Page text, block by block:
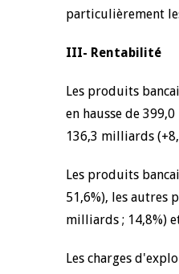
particulièrement
III- Rentabilité
Les produits
en hausse de
136,3 milliards
Les produits
51,6%), les autres
milliards ; 14,8%)
Les charges